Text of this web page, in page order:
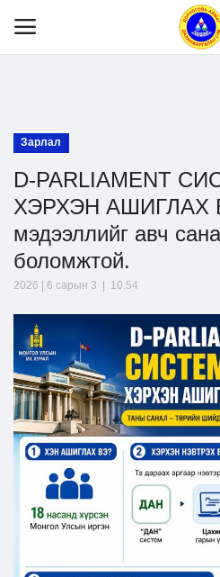
Танилцуулга
МЭДЭЭЛЭЛ
Хууль эрх зүй
Шилэн данс
Тендер
Ил тод байдал
Бодлого төлөвлөлт
Зарлал
D-PARLIAMENT
ХЭРХЭН АШИГЛАХ
мэдээллийг авч
боломжтой.
2026 | 6 сарын 3 | 10:54